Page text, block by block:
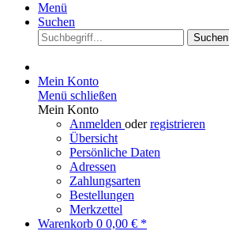
Menü
Suchen
Suchen
Mein Konto
Menü schließen
Mein Konto
Anmelden oderregistrieren
Übersicht
Persönliche Daten
Adressen
Zahlungsarten
Bestellungen
Merkzettel
Warenkorb 0 0,00 € *